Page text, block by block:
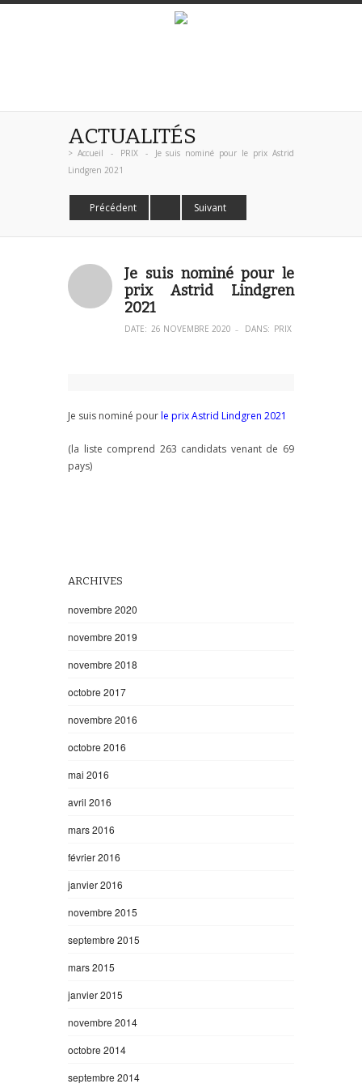
ACTUALITÉS
> Accueil - PRIX -
Je suis nominé pour le prix Astrid
Lindgren 2021
Précédent Suivant
Je suis nominé pour le
prix Astrid Lindgren
2021
DATE: 26 NOVEMBRE 2020 – DANS: PRIX
Je suis nominé pourle prix Astrid Lindgren 2021
(la liste comprend 263 candidats venant de 69
pays)
ARCHIVES
novembre 2020
novembre 2019
novembre 2018
octobre 2017
novembre 2016
octobre 2016
mai 2016
avril 2016
mars 2016
février 2016
janvier 2016
novembre 2015
septembre 2015
mars 2015
janvier 2015
novembre 2014
octobre 2014
septembre 2014